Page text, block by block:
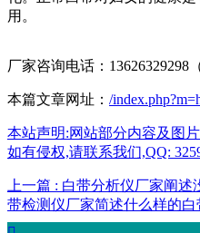
用。
厂家咨询电话：13626329298
本篇文章网址： /
本站声明:网站部分内容及图
如有侵权,请联系我们,QQ:
上一篇 : 白带分析仪厂家阐
带检测仪厂家简述什么样的白